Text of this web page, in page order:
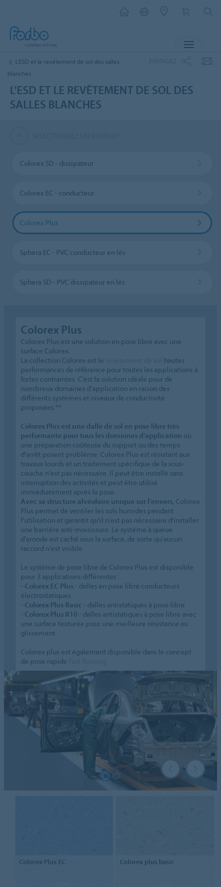
L'ESD et le revêtement de sol des salles
blanches
L'ESD ET LE REVÊTEMENT DE SOL DES
SALLES BLANCHES
Colorex SD - dissipateur
Colorex EC - conducteur
Colorex Plus
Sphera EC - PVC conducteur en lés
Sphera SD - PVC dissipateur en lés
Colorex Plus
Colorex Plus est une solution en pose libre avec une
surface Colorex.
La collection Colorex est le
hautes
performances de référence pour toutes les applications à
fortes contraintes. C’est la solution idéale pour de
nombreux domaines d’application en raison des
différents systèmes et niveaux de conductivité
proposées.**
Colorex Plus est une dalle de sol en pose libre très
performante pour tous les domaines d'application où
une préparation coûteuse du support ou des temps
d'arrêt posent problème. Colorex Plus est résistant aux
travaux lourds et un traitement spécifique de la sous-
couche n'est pas nécessaire. Il peut être installé sans
interruption des activités et peut être utilisé
immédiatement après la pose.
Avec sa structure alvéolaire unique sur l’envers, Colorex
Plus permet de ventiler les sols humides pendant
l'utilisation et garantit qu'il n'est pas nécessaire d'installer
une barrière anti-moisissure. Le système à queue
d'aronde est caché sous la surface, de sorte qu'aucun
raccord n'est visible.
Le système de pose libre de Colorex Plus est disponible
pour 3 applications différentes :
- Colorex EC Plus - dalles en pose libre conducteurs
électrostatiques
- Colorex Plus Basic - dalles antistatiques à pose libre
- Colorex Plus R10 - dalles antistatiques à pose libre avec
une surface texturée pour une meilleure résistance au
glissement
Colorex plus est également disponible dans le concept
de pose rapide
Colorex Plus EC Colorex plus basic